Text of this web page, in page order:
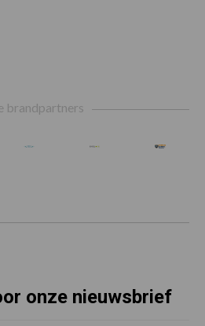
brandpartners
onze nieuwsbrief